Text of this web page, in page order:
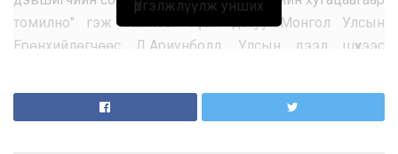
томилно" гэж заажээ. Үүний дагуу Монгол Улсын
Ерөнхийлөгчөөс Д.Ариунболд, Улсын дээд шүүхээс
хорооноос Ж.Болд, Д.Давааням нарыг СЕХ-ны гишүүнд
нэр дэвшүүлсэн юм. Уг асуудлыг Төрийн байгуулалтын
Үргэлжлүүлж унших